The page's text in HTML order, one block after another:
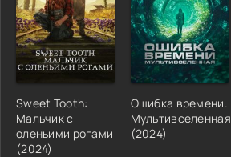
Sweet Tooth:
Мальчик с
оленьими рогами
(2024)
Ошибка времени.
Мультивселенная
(2024)